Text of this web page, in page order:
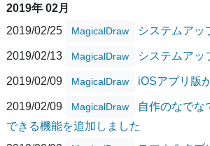
2019年 02月
2019/02/25
MagicalDraw システムアッ
2019/02/13 MagicalDraw システムアッ
2019/02/09 MagicalDraw iOSアプリ版
2019/02/09 MagicalDraw
自作のなでな
できる機能を追加しました